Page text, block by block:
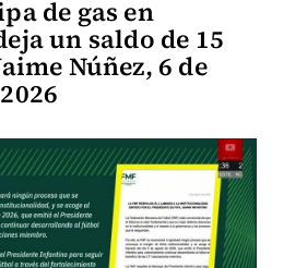
de gas en
un saldo de 15
Núñez, 6 de